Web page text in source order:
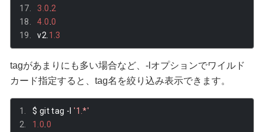
3.0 2
4.0 .0
v2 1.3
tagがあまりにも多い場合など、-lオプションでワイルド
カード指定すると、tag名を絞り込み表示できます。
$ git tag - l '1.*'
1.0 0